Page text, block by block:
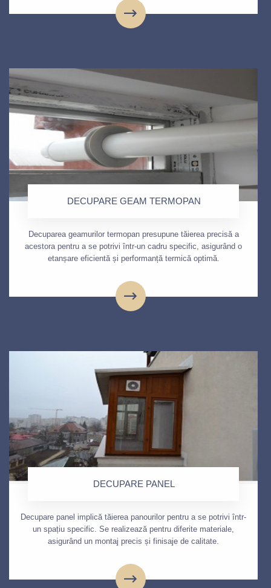
DECUPARE GEAM TERMOPAN
Decuparea geamurilor termopan presupune tăierea precisă a
acestora pentru a se potrivi într-un cadru specific, asigurând o
etanșare eficientă și performanță termică optimă.
DECUPARE PANEL
Decupare panel implică tăierea panourilor pentru a se potrivi într-
un spațiu specific. Se realizează pentru diferite materiale,
asigurând un montaj precis și finisaje de calitate.